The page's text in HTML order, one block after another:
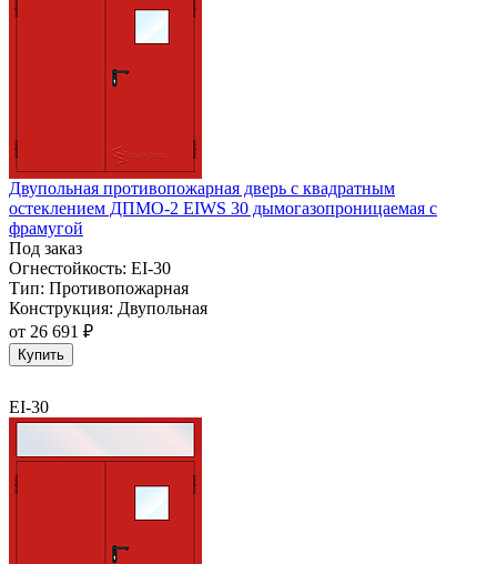
Двупольная противопожарная дверь с квадратным
остеклением ДПМО-2 EIWS 30 дымогазопроницаемая с
фрамугой
Под заказ
Огнестойкость: EI-30
Тип: Противопожарная
Конструкция: Двупольная
от 26 691 ₽
Купить
EI-30